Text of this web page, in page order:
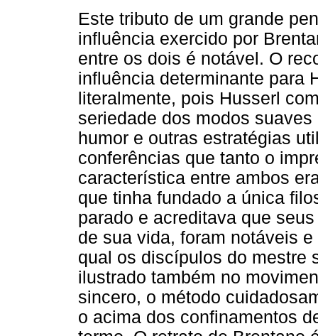
Este tributo de um grande
influência exercido por
entre os dois é notável. O
influência determinante para
literalmente, pois Husserl
seriedade dos modos
humor e outras estratégias
conferências que tanto o
característica entre ambos
que tinha fundado a única
parado e acreditava que
de sua vida, foram notáveis
qual os discípulos do mestre
ilustrado também no
sincero, o método
o acima dos confinamentos